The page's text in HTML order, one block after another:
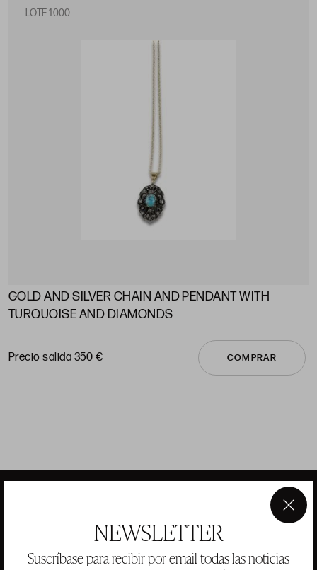
NEWSLETTER
Suscríbase para recibir por email todas las noticias
×
LOTE 1000
GOLD AND SILVER CHAIN ​​AND PENDANT WITH
TURQUOISE AND DIAMONDS
Precio salida 350 € COMPRAR
ANSORENA